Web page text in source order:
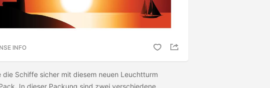
INFO
die Schiffe sicher mit diesem neuen Leuchtturm